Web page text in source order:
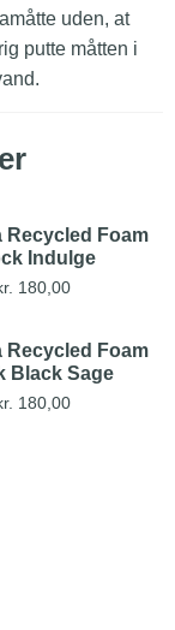
uden, at
putte måtten i
Recycled Foam
Indulge
180,00
Recycled Foam
Black Sage
180,00